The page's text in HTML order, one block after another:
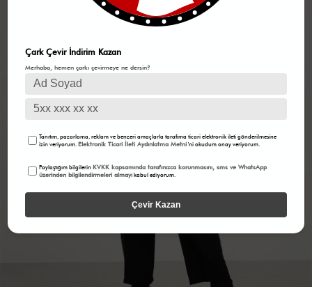
Çark Çevir İndirim Kazan
Merhaba, hemen çarkı çevirmeye ne dersin?
Tanıtım, pazarlama, reklam ve benzeri amaçlarla tarafıma ticari elektronik ileti gönderilmesine
izin veriyorum.Elektronik Ticari İleti Aydınlatma Metni 'ni okudum onay veriyorum.
Paylaştığım bilgilerinKVKK kapsamında tarafınızca korunmasını, sms ve WhatsApp
üzerinden bilgilendirmeleri almayı kabul ediyorum.
Çevir Kazan